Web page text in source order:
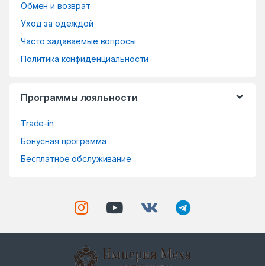
Обмен и возврат
Уход за одеждой
Часто задаваемые вопросы
Политика конфиденциальности
Программы лояльности
Trade-in
Бонусная программа
Бесплатное обслуживание